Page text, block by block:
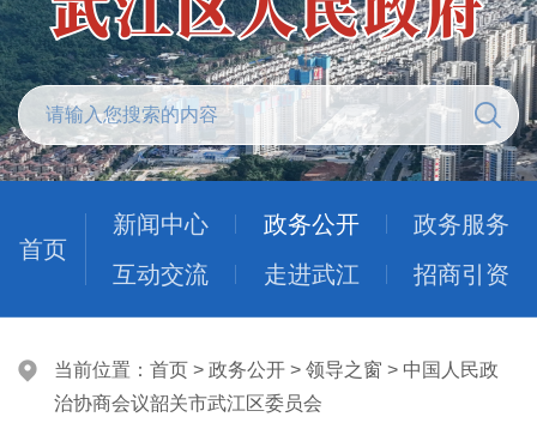
首页
新闻中心 政务公开
政务服务
互动交流
走进武江 招商引资
当前位置： 首页 > 政务公开 > 领导之窗 > 中国人民政
治协商会议韶关市武江区委员会